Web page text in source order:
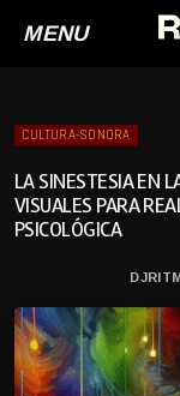
MENU
CULTURA-SONORA
LA SINESTESIA EN
VISUALES PARA
PSICOLÓGICA